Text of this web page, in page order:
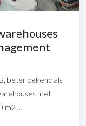
beter bekend als
met
…